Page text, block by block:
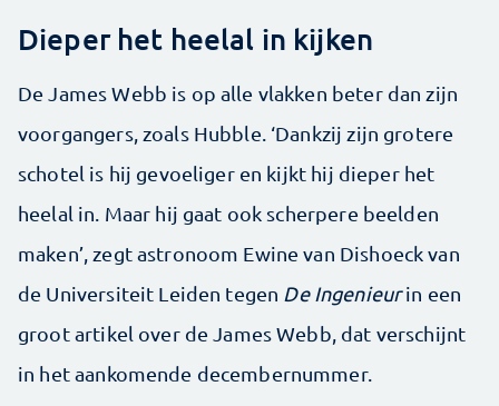
Dieper het heelal in kijken
De James Webb is op alle vlakken beter dan zijn
voorgangers, zoals Hubble. ‘Dankzij zijn grotere
schotel is hij gevoeliger en kijkt hij dieper het
heelal in. Maar hij gaat ook scherpere beelden
maken’, zegt astronoom Ewine van Dishoeck van
de Universiteit Leiden tegen De Ingenieurin een
groot artikel over de James Webb, dat verschijnt
in het aankomende decembernummer.